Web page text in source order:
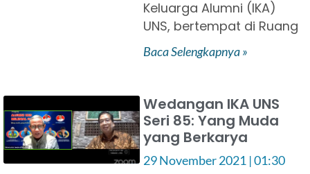
Keluarga Alumni (IKA)
UNS, bertempat di Ruang
Baca Selengkapnya »
Wedangan IKA UNS
Seri 85: Yang Muda
yang Berkarya
29 November 2021 01:30